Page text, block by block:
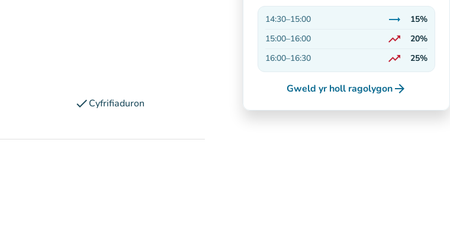
checkCyfrifiaduron
14:30–15:00 trending_flat
15%
15:00–16:00 trending_up
20%
16:00–16:30 trending_up
Ar gynnydd
25%
Gweld yr holl ragolygonarrow_forward